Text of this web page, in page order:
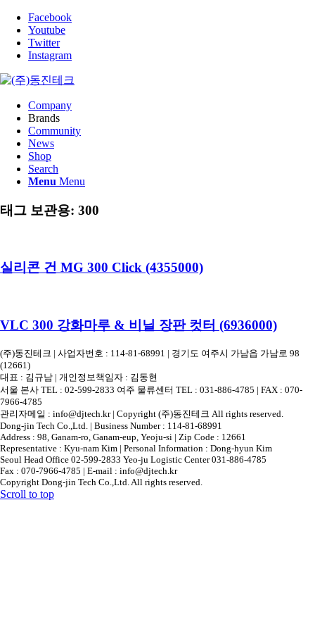
Facebook
Youtube
Twitter
Instagram
Company
Brands
Community
News
Shop
Search
Menu Menu
태그 보관용: 300
실리콘 건 MG 300 Click (4355000)
VLC 300 강화마루 & 비닐 장판 컷터 (6936000)
(주)동진테크 | 사업자번호 : 114-81-68991 | 경기도 여주시 가남읍 가남로 98
(12661)
대표 : 김규남 | 개인정보책임자 : 김동현
서울 본사 TEL : 02-599-2833 여주 물류센터 TEL : 031-886-4785 | FAX : 070-
7966-4785
관리자메일 : info@djtech.kr | Copyright (주)동진테크 All rights reserved.
Dong-jin Tech Co.,Ltd. | Business Number : 114-81-68991
Address : 98, Ganam-ro, Ganam-eup, Yeoju-si | Zip Code : 12661
Representative : Kyu-nam Kim | Personal Information : Dong-hyun Kim
Seoul Head Office 02-599-2833 Yeo-ju Logistic Center 031-886-4785
Fax : 070-7966-4785 | E-mail : info@djtech.kr
Copyright Dong-jin Tech Co.,Ltd. All rights reserved.
Scroll to top